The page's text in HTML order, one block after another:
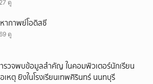
ดู
ากาพย์โอดิสซี
ดู
รวจพบข้อมูลสำคัญ ในคอมพิวเตอร์นักเรียน
เหตุ ยิงในโรงเรียนเทพศิรินทร์ นนทบุรี